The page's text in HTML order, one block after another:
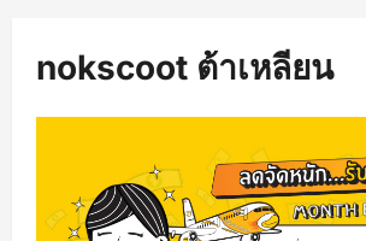
nokscoot ต้าเหลียน